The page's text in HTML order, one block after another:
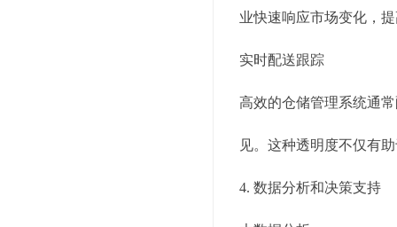
业快速响应市场变化，
实时配送跟踪
高效的仓储管理系统通
见。这种透明度不仅有
4. 数据分析和决策支持